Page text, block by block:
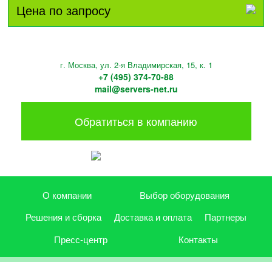
Цена по запросу
г. Москва, ул. 2-я Владимирская, 15, к. 1
+7 (495) 374-70-88
mail@servers-net.ru
Обратиться в компанию
О компании
Выбор оборудования
Решения и сборка
Доставка и оплата
Партнеры
Пресс-центр
Контакты